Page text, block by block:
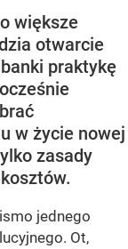
większe
otwarcie
praktykę
w życie nowej
zasady
jednego
Ot,